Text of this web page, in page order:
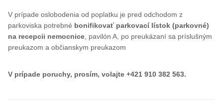
V prípade oslobodenia od poplatku je pred odchodom z
parkoviska potrebné bonifikovať parkovací lístok (parkovné)
na recepcii nemocnice, pavilón A, po preukázaní sa príslušným
preukazom a občianskym preukazom
V prípade poruchy, prosím, volajte +421 910 382 563.